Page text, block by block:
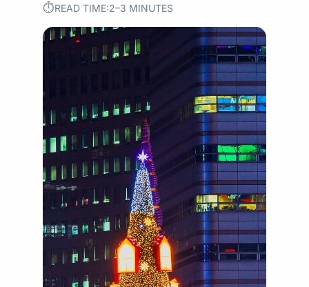
⏱︎READ TIME:2–3 MINUTES